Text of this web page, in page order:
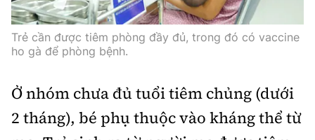
Trẻ cần được tiêm phòng đầy đủ, trong đó có vaccine
ho gà để phòng bệnh.
Ở nhóm chưa đủ tuổi tiêm chủng (dưới
2 tháng), bé phụ thuộc vào kháng thể từ